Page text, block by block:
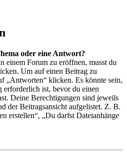
oder eine Antwort?
einem Forum zu eröffnen, musst du
Um auf einen Beitrag zu
„Antworten“ klicken. Es könnte sein,
erforderlich ist, bevor du einen
Deine Berechtigungen sind jeweils
der Beitragsansicht aufgelistet. Z. B.
erstellen“, „Du darfst Dateianhänge